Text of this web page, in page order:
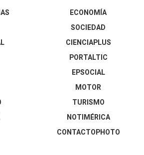
ECONOMÍA
SOCIEDAD
CIENCIAPLUS
PORTALTIC
EPSOCIAL
MOTOR
TURISMO
NOTIMÉRICA
CONTACTOPHOTO